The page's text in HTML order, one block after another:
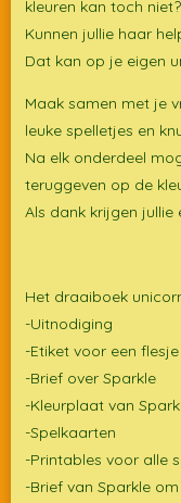
kleuren kan toch niet?
Kunnen jullie haar
Dat kan op je eigen
Maak samen met je
leuke spelletjes en
Na elk onderdeel
teruggeven op de
Als dank krijgen
Het draaiboek
-Uitnodiging
-Etiket voor een flesje
-Brief over Sparkle
-Kleurplaat van
-Spelkaarten
-Printables voor alle
-Brief van Sparkle